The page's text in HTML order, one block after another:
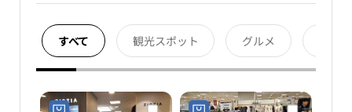
すべて 観光スポット グルメ